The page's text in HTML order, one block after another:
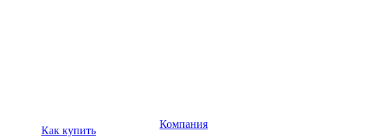
Как купить
Компания